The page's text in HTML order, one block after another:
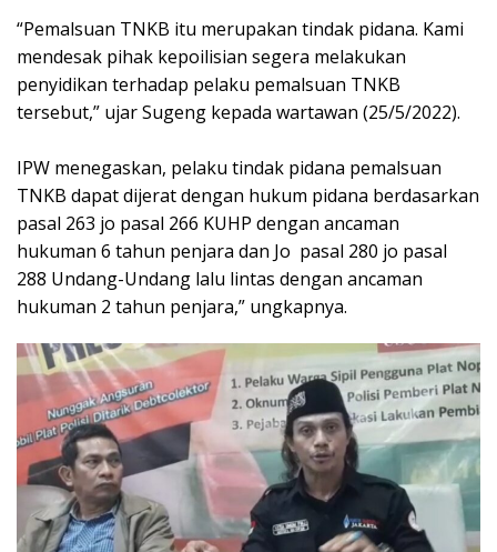
“Pemalsuan TNKB itu merupakan tindak pidana. Kami
mendesak pihak kepoilisian segera melakukan
penyidikan terhadap pelaku pemalsuan TNKB
tersebut,” ujar Sugeng kepada wartawan (25/5/2022).
IPW menegaskan, pelaku tindak pidana pemalsuan
TNKB dapat dijerat dengan hukum pidana berdasarkan
pasal 263 jo pasal 266 KUHP dengan ancaman
hukuman 6 tahun penjara dan Jo pasal 280 jo pasal
288 Undang-Undang lalu lintas dengan ancaman
hukuman 2 tahun penjara,” ungkapnya.